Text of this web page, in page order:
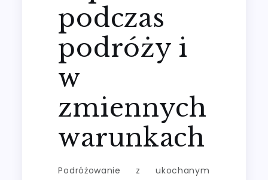
podczas
podróży i
w
zmiennych
warunkach
Podróżowanie z ukochanym